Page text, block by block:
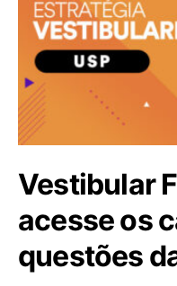
Vestibular
acesse os
questões